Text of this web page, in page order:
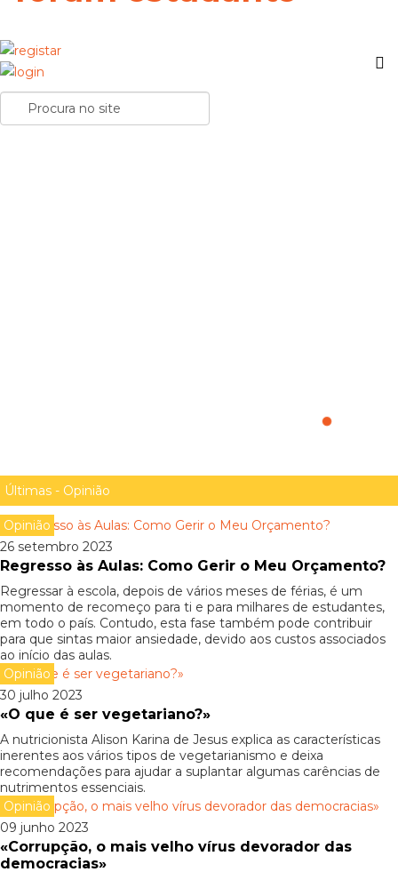
Últimas - Opinião
Opinião
26 setembro 2023
Regresso às Aulas: Como Gerir o Meu Orçamento?
Regressar à escola, depois de vários meses de férias, é um
momento de recomeço para ti e para milhares de estudantes,
em todo o país. Contudo, esta fase também pode contribuir
para que sintas maior ansiedade, devido aos custos associados
ao início das aulas.
Opinião
30 julho 2023
«O que é ser vegetariano?»
A nutricionista Alison Karina de Jesus explica as características
inerentes aos vários tipos de vegetarianismo e deixa
recomendações para ajudar a suplantar algumas carências de
nutrimentos essenciais.
Opinião
09 junho 2023
«Corrupção, o mais velho vírus devorador das
democracias»